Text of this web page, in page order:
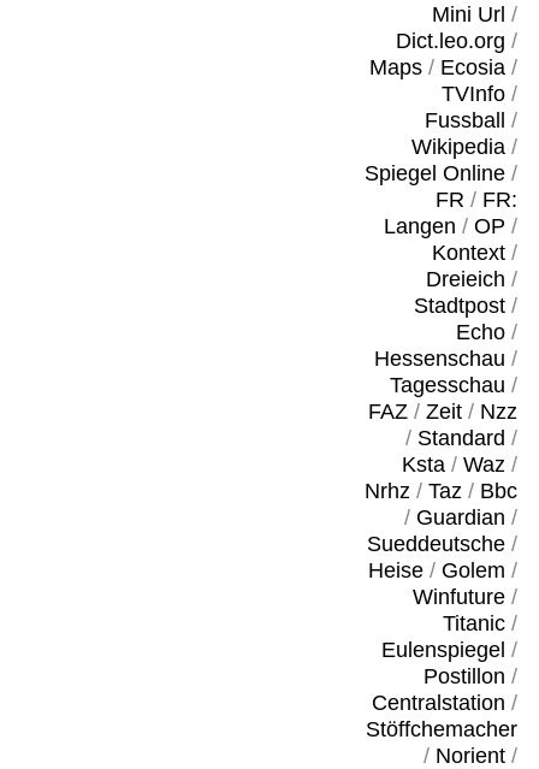
Mini Url /
Dict.leo.org /
Maps/ Ecosia/
TVInfo/
Fussball
/
Wikipedia/
Spiegel Online/
FR / FR:
Langen / OP /
Kontext/
Dreieich /
Stadtpost/
Echo/
Hessenschau /
Tagesschau /
FAZ/ Zeit/ Nzz
/ Standard /
Ksta/ Waz/
Nrhz/ Taz/ Bbc
/ Guardian /
Sueddeutsche/
Heise/ Golem /
Winfuture/
Titanic/
Eulenspiegel /
Postillon /
Centralstation /
Stöffchemacher
/ Norient/